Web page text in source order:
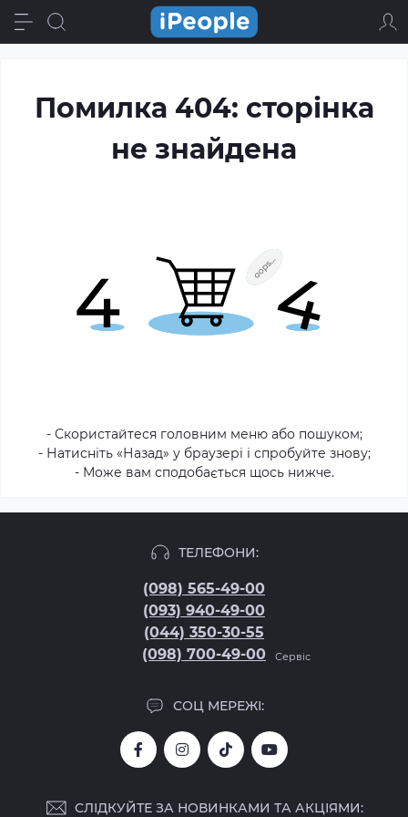
Помилка 404: сторінка
не знайдена
- Скористайтеся головним меню або пошуком;
- Натисніть «Назад» у браузері і спробуйте знову;
- Може вам сподобається щось нижче.
ТЕЛЕФОНИ:
(098) 565-49-00
(093) 940-49-00
(044) 350-30-55
(098) 700-49-00
Сервіс
СОЦ МЕРЕЖІ:
СЛІДКУЙТЕ ЗА НОВИНКАМИ ТА АКЦІЯМИ: